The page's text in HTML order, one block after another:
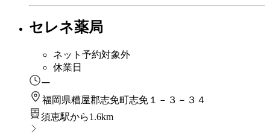
セレネ薬局
ネット予約対象外
休業日
ー
福岡県糟屋郡志免町志免１－３－３４
須恵駅から1.6km